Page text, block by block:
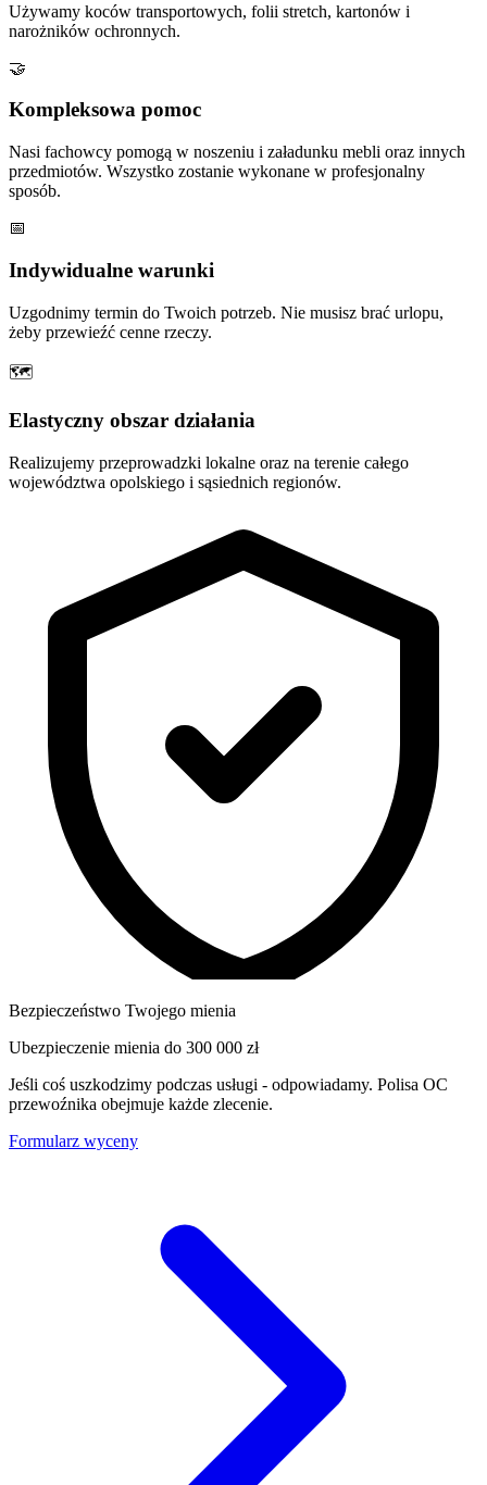
Używamy koców transportowych, folii stretch, kartonów i
narożników ochronnych.
🤝
Kompleksowa pomoc
Nasi fachowcy pomogą w noszeniu i załadunku mebli oraz innych
przedmiotów. Wszystko zostanie wykonane w profesjonalny
sposób.
📅
Indywidualne warunki
Uzgodnimy termin do Twoich potrzeb. Nie musisz brać urlopu,
żeby przewieźć cenne rzeczy.
🗺
Elastyczny obszar działania
Realizujemy przeprowadzki lokalne oraz na terenie całego
województwa opolskiego i sąsiednich regionów.
Bezpieczeństwo Twojego mienia
Ubezpieczenie mienia do 300 000 zł
Jeśli coś uszkodzimy podczas usługi - odpowiadamy. Polisa OC
przewoźnika obejmuje każde zlecenie.
Formularz wyceny